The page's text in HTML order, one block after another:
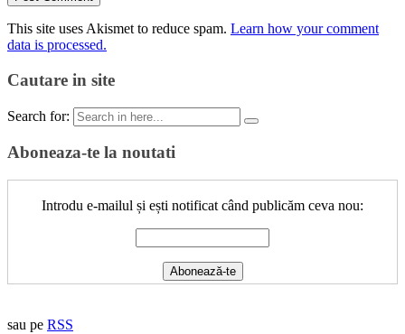
This site uses Akismet to reduce spam. Learn how your comment
data is processed.
Cautare in site
Search for:
Aboneaza-te la noutati
Introdu e-mailul și ești notificat când publicăm ceva nou:
sau pe RSS